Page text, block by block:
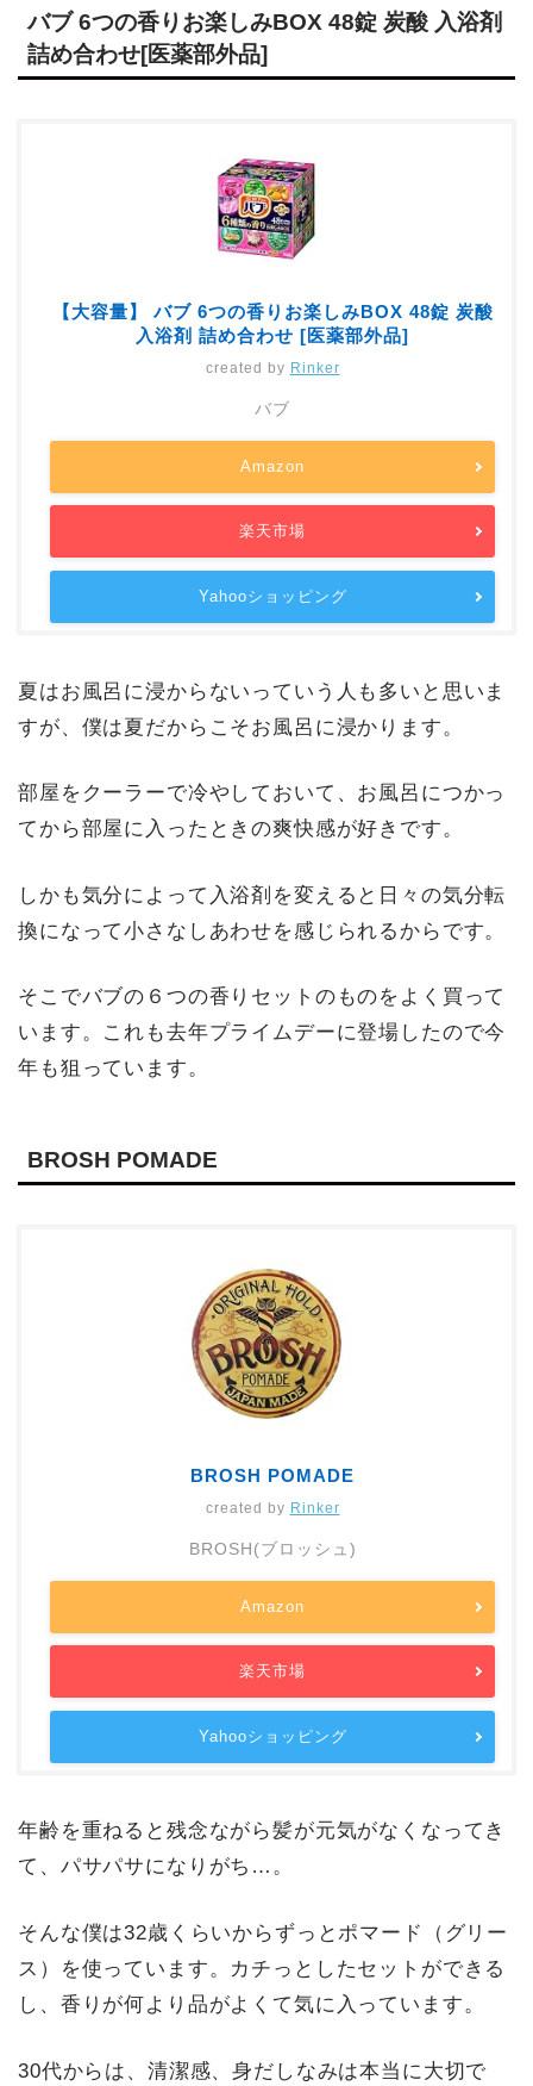
バブ 6つの香りお楽しみBOX 48錠 炭酸 入浴剤
詰め合わせ[医薬部外品]
【大容量】 バブ 6つの香りお楽しみBOX 48錠 炭酸
入浴剤 詰め合わせ [医薬部外品]
created by Rinker
バブ
Amazon
楽天市場
Yahooショッピング
夏はお風呂に浸からないっていう人も多いと思いま
すが、僕は夏だからこそお風呂に浸かります。
部屋をクーラーで冷やしておいて、お風呂につかっ
てから部屋に入ったときの爽快感が好きです。
しかも気分によって入浴剤を変えると日々の気分転
換になって小さなしあわせを感じられるからです。
そこでバブの６つの香りセットのものをよく買って
います。これも去年プライムデーに登場したので今
年も狙っています。
BROSH POMADE
BROSH POMADE
created by Rinker
BROSH(ブロッシュ)
Amazon
楽天市場
Yahooショッピング
年齢を重ねると残念ながら髪が元気がなくなってき
て、パサパサになりがち…。
そんな僕は32歳くらいからずっとポマード（グリー
ス）を使っています。カチっとしたセットができる
し、香りが何より品がよくて気に入っています。
30代からは、清潔感、身だしなみは本当に大切で